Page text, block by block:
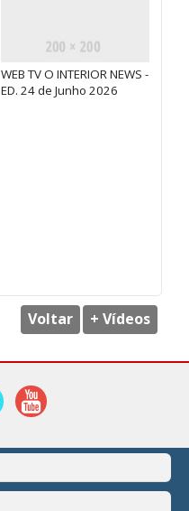
WEB TV O INTERIOR NEWS -
ED. 24 de Junho 2026
Voltar + Vídeos